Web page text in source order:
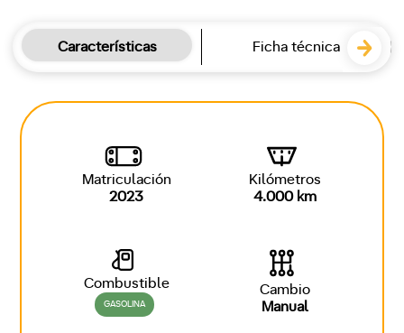
Características Ficha técnica
Matriculación
2023
Kilómetros
4.000 km
Combustible
GASOLINA
Cambio
Manual